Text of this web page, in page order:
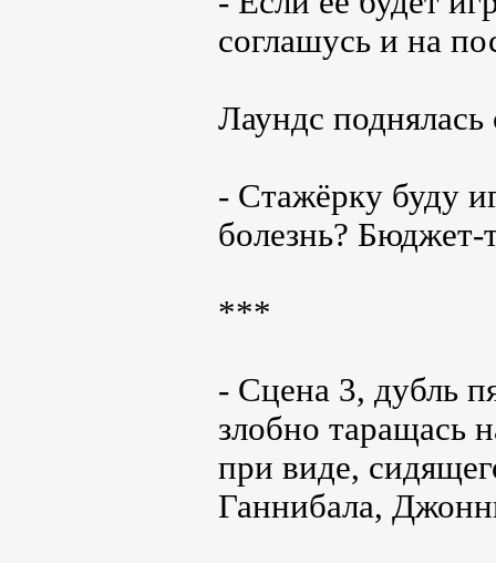
соглашусь и на
Лаундс
- Стажёрку буду
болезнь?
***
- Сцена 3, дубль
злобно таращась
при виде,
Ганнибала,